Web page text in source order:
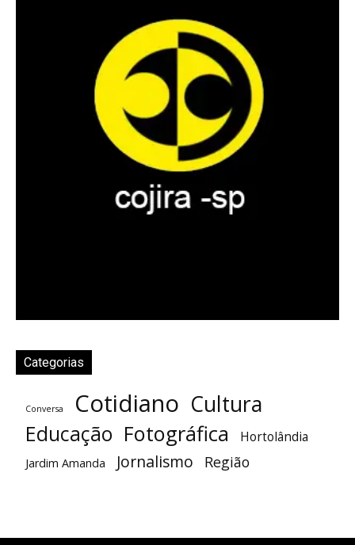
Categorias
Conversa Cotidiano Cultura
Educação Fotográfica Hortolândia
Jardim Amanda Jornalismo Região